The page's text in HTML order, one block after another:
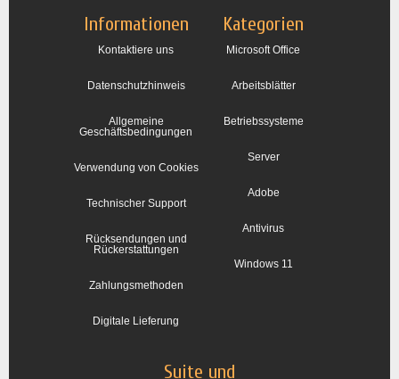
Informationen
Kontaktiere uns
Datenschutzhinweis
Allgemeine
Geschäftsbedingungen
Verwendung von Cookies
Technischer Support
Rücksendungen und
Rückerstattungen
Zahlungsmethoden
Digitale Lieferung
Kategorien
Microsoft Office
Arbeitsblätter
Betriebssysteme
Server
Adobe
Antivirus
Windows 11
Suite und